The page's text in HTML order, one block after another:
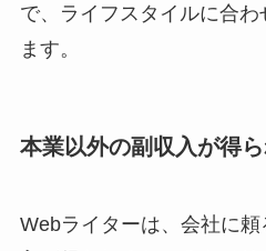
で、ライフスタイルに合わ
ます。
本業以外の副収入が得
Webライターは、会社に